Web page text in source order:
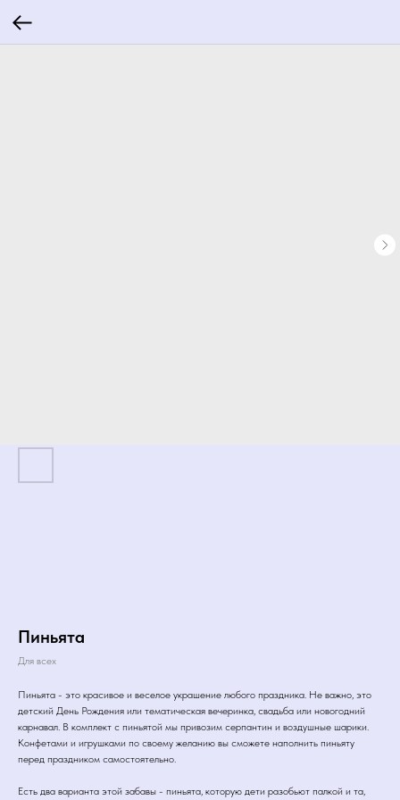
Пиньята
Для всех
Пиньята - это красивое и веселое украшение любого праздника. Не важно, это
детский День Рождения или тематическая вечеринка, свадьба или новогодний
карнавал. В комплект с пиньятой мы привозим серпантин и воздушные шарики.
Конфетами и игрушками по своему желанию вы сможете наполнить пиньяту
перед праздником самостоятельно.
Есть два варианта этой забавы - пиньята, которую дети разобьют палкой и та,